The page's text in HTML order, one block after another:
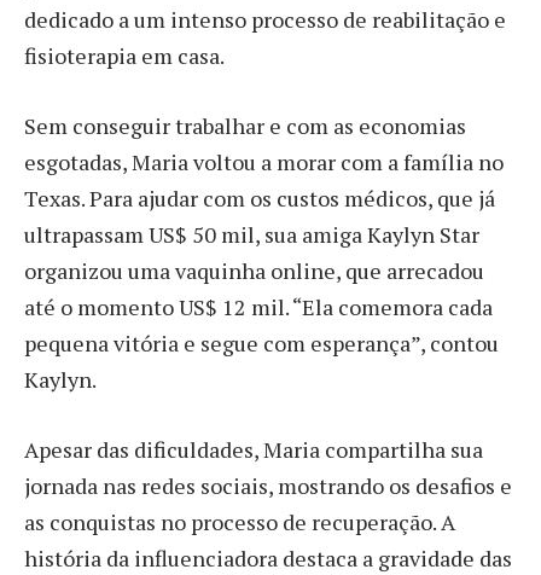
dedicado a um intenso processo de reabilitação e
fisioterapia em casa.
Sem conseguir trabalhar e com as economias
esgotadas, Maria voltou a morar com a família no
Texas. Para ajudar com os custos médicos, que já
ultrapassam US$ 50 mil, sua amiga Kaylyn Star
organizou uma vaquinha online, que arrecadou
até o momento US$ 12 mil. “Ela comemora cada
pequena vitória e segue com esperança”, contou
Kaylyn.
Apesar das dificuldades, Maria compartilha sua
jornada nas redes sociais, mostrando os desafios e
as conquistas no processo de recuperação. A
história da influenciadora destaca a gravidade das